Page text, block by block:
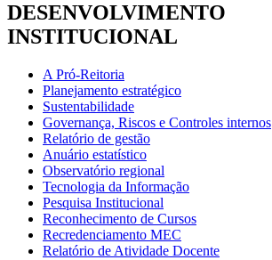
DESENVOLVIMENTO
INSTITUCIONAL
A Pró-Reitoria
Planejamento estratégico
Sustentabilidade
Governança, Riscos e Controles internos
Relatório de gestão
Anuário estatístico
Observatório regional
Tecnologia da Informação
Pesquisa Institucional
Reconhecimento de Cursos
Recredenciamento MEC
Relatório de Atividade Docente